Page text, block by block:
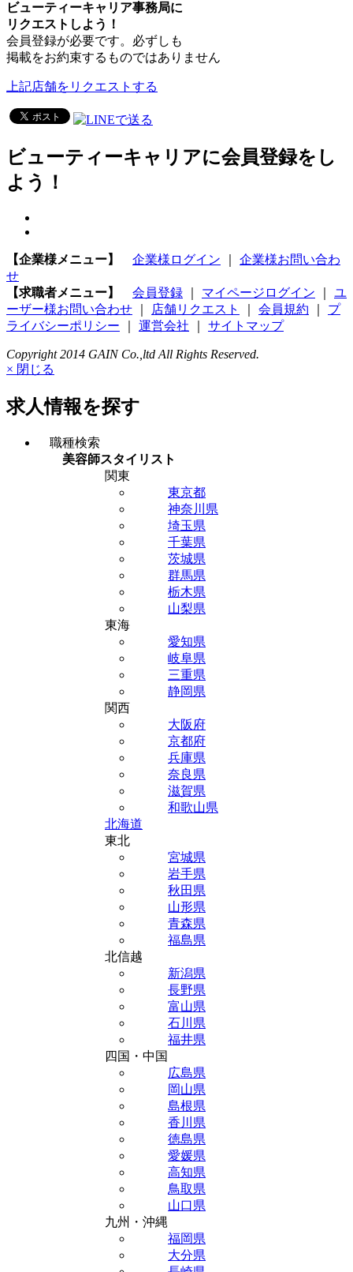
ビューティーキャリア事務局に
リクエストしよう！
会員登録が必要です。必ずしも
掲載をお約束するものではありません
上記店舗をリクエストする
ビューティーキャリアに会員登録をし
よう！
【企業様メニュー】 企業様ログイン
企業様お問い合わ
せ
【求職者メニュー】
会員登録 マイページログイン
ユ
ーザー様お問い合わせ
店舗リクエスト 会員規約
プ
ライバシーポリシー
運営会社 サイトマップ
Copyright 2014 GAIN Co.,ltd All Rights Reserved.
× 閉じる
求人情報を探す
職種検索
美容師スタイリスト
関東
東京都
神奈川県
埼玉県
千葉県
茨城県
群馬県
栃木県
山梨県
東海
愛知県
岐阜県
三重県
静岡県
関西
大阪府
京都府
兵庫県
奈良県
滋賀県
和歌山県
北海道
東北
宮城県
岩手県
秋田県
山形県
青森県
福島県
北信越
新潟県
長野県
富山県
石川県
福井県
四国・中国
広島県
岡山県
島根県
香川県
徳島県
愛媛県
高知県
鳥取県
山口県
九州・沖縄
福岡県
大分県